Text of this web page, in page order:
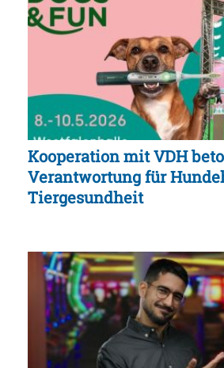
Kooperation mit VDH
Verantwortung für
Tiergesundheit